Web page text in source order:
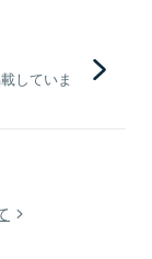
していま